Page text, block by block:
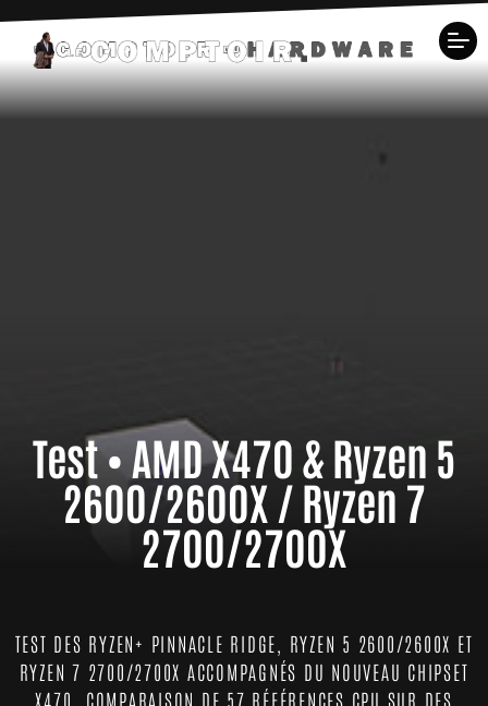
Test • AMD X470 & Ryzen 5
2600/2600X / Ryzen 7
2700/2700X
TEST DES RYZEN+ PINNACLE RIDGE, RYZEN 5 2600/2600X ET
RYZEN 7 2700/2700X ACCOMPAGNÉS DU NOUVEAU CHIPSET
X470. COMPARAISON DE 57 RÉFÉRENCES CPU SUR DES